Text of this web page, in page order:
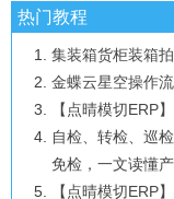
ERP不会消失，
准
FreeFileSync：
份工具
PMC排产总打架
这3张核心表
点晴ERP--系统提
热门教程
集装箱货柜装箱
金蝶云星空操作
【点晴模切ERP
自检、转检、巡
免检，一文读懂
【点晴模切ERP